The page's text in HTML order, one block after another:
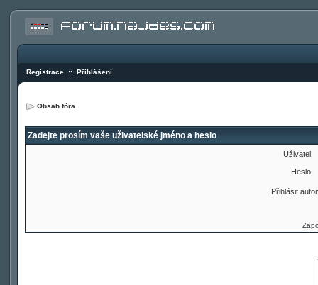
Registrace :: Přihlášení
Obsah fóra
Zadejte prosím vaše uživatelské jméno a heslo
Uživatel:
Heslo:
Přihlásit